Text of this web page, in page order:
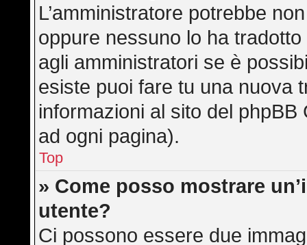
L’amministratore potrebbe
oppure nessuno lo ha
agli amministratori se è
esiste puoi fare tu una nuova
informazioni al sito del
ad ogni pagina).
Top
» Come posso mostrare
utente?
Ci possono essere due